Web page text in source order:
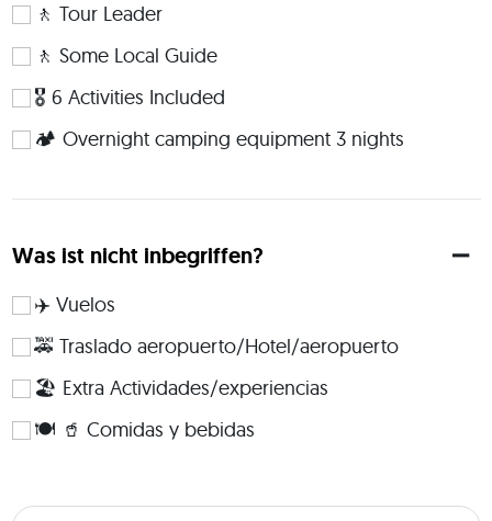
accommodation, including hotels, lodges, B&B, and
camping. Transportation: mix of public and private transport,
walking. Physical Rating: - Easy walking and hiking suitable for
all fitness levels. Nothing too strenuous unless you choose
me know in the Q&A section!
🚶 Tour Leader
🚶 Some Local Guide
🎖️ 6 Activities Included
🏕 Overnight camping equipment 3 nights
Was ist nicht inbegriffen?
✈️ Vuelos
🚕 Traslado aeropuerto/Hotel/aeropuerto
🏖️ Extra Actividades/experiencias
🍽️ 🥤 Comidas y bebidas